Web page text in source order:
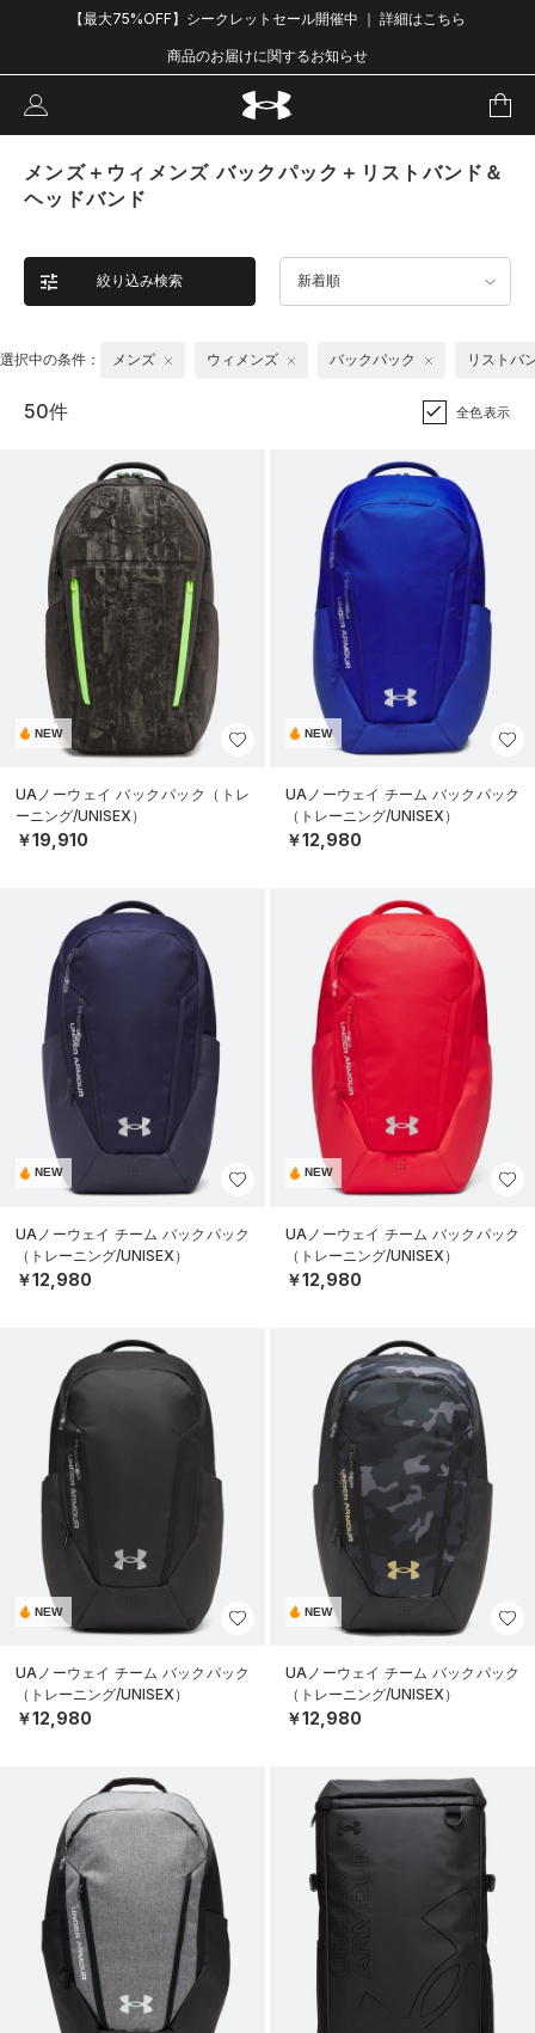
【最大75%OFF】シークレットセール開催中 ｜ 詳細はこちら
商品のお届けに関するお知らせ
メンズ＋ウィメンズ バックパック＋リストバンド＆
ヘッドバンド
絞り込み検索 新着順
選択中の条件： メンズ ウィメンズ バックパック リストバ
50件 全色表示
NEW
UAノーウェイ バックパック（トレ
ーニング/UNISEX）
￥19,910
NEW
UAノーウェイ チーム バックパック
（トレーニング/UNISEX）
￥12,980
NEW
UAノーウェイ チーム バックパック
（トレーニング/UNISEX）
￥12,980
NEW
UAノーウェイ チーム バックパック
（トレーニング/UNISEX）
￥12,980
NEW
UAノーウェイ チーム バックパック
（トレーニング/UNISEX）
￥12,980
NEW
UAノーウェイ チーム バックパック
（トレーニング/UNISEX）
￥12,980